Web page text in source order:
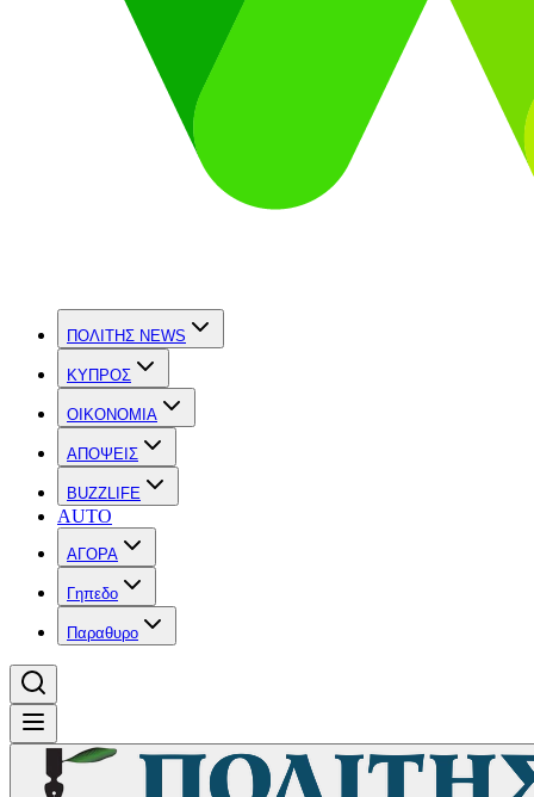
ΠΟΛΙΤΗΣ NEWS
ΚΥΠΡΟΣ
OIKONOMIA
ΑΠΟΨΕΙΣ
BUZZLIFE
AUTO
ΑΓΟΡΑ
Γηπεδο
Παραθυρο